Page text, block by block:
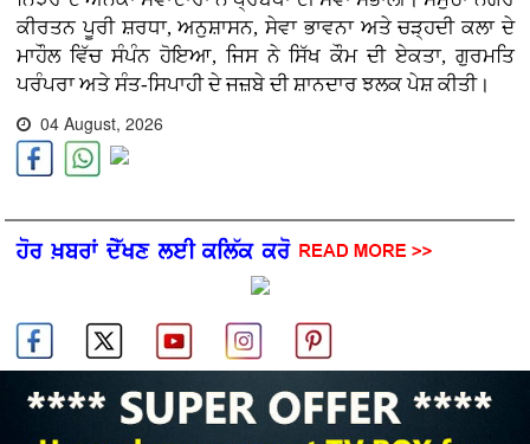
ਕੀਰਤਨ ਪੂਰੀ ਸ਼ਰਧਾ, ਅਨੁਸ਼ਾਸਨ, ਸੇਵਾ ਭਾਵਨਾ ਅਤੇ ਚੜ੍ਹਦੀ ਕਲਾ ਦੇ
ਮਾਹੌਲ ਵਿੱਚ ਸੰਪੰਨ ਹੋਇਆ, ਜਿਸ ਨੇ ਸਿੱਖ ਕੌਮ ਦੀ ਏਕਤਾ, ਗੁਰਮਤਿ
ਪਰੰਪਰਾ ਅਤੇ ਸੰਤ-ਸਿਪਾਹੀ ਦੇ ਜਜ਼ਬੇ ਦੀ ਸ਼ਾਨਦਾਰ ਝਲਕ ਪੇਸ਼ ਕੀਤੀ।
04 August, 2026